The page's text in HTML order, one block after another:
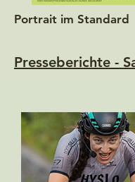
Portrait im Standard
Presseberichte -